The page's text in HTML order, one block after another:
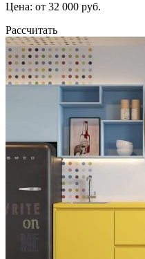
Цена: от 32 000 руб.
Рассчитать